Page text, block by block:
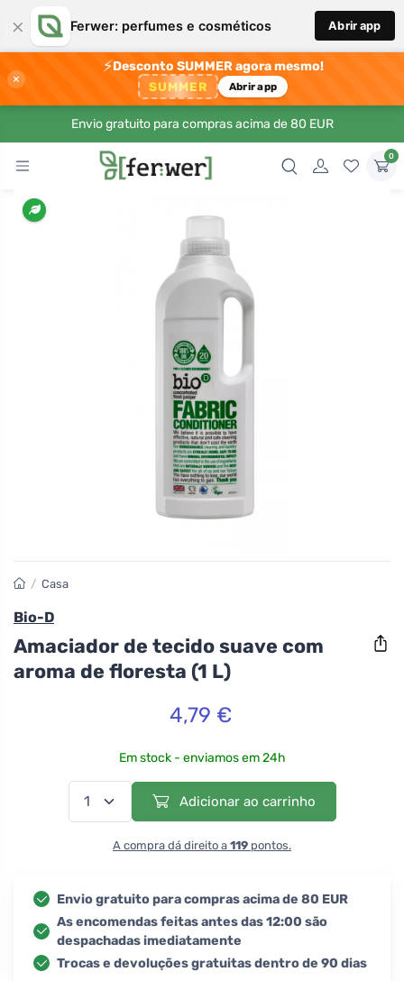
× Ferwer: perfumes e cosméticos Abrir app
×
⚡Desconto SUMMER agora mesmo!
SUMMER Abrir app
Envio gratuito para compras acima de 80 EUR
0
/ Casa
Bio-D
Amaciador de tecido suave com
aroma de floresta (1 L)
4,79 €
Em stock - enviamos em 24h
Adicionar ao carrinho
A compra dá direito a 119 pontos.
Envio gratuito para compras acima de 80 EUR
As encomendas feitas antes das 12:00 são
despachadas imediatamente
Trocas e devoluções gratuitas dentro de 90 dias